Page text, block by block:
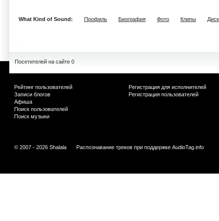
What Kind of Sound: Профиль Биография Фото Клипы
Посетителей на сайте 0
Рейтинг пользователей
Записи блогов
Афиша
Поиск пользователей
Поиск музыки
Регистрация для исполнителей
Регистрация пользователей
© 2007 - 2026 Shalala Распознавание треков при поддержке AudioTag.info